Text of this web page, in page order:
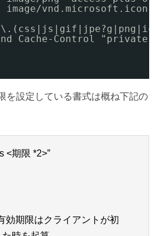
image/vnd.microsoft.icon
Cache-Control "private"
を設定している書式は概ね下記の
<期限 *2>”
効期限はクライアントが初